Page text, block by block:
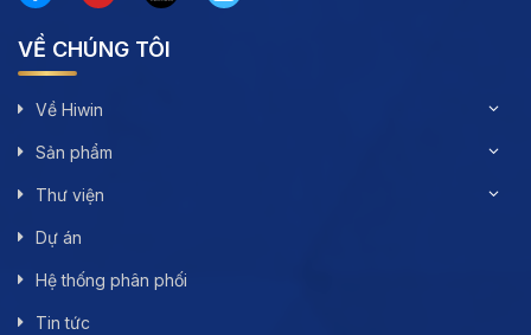
VỀ CHÚNG TÔI
Về Hiwin
Sản phẩm
Thư viện
Dự án
Hệ thống phân phối
Tin tức